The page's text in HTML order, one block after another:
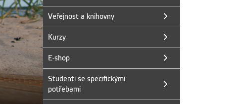
REFORMÁTORKA
Výstava mapuje radikální proměnu feudální
Terezie.Výstava se koná v Galerii ČZU,
Veřejnost a knihovny
Kurzy
E-shop
Studenti se specifickými
potřebami